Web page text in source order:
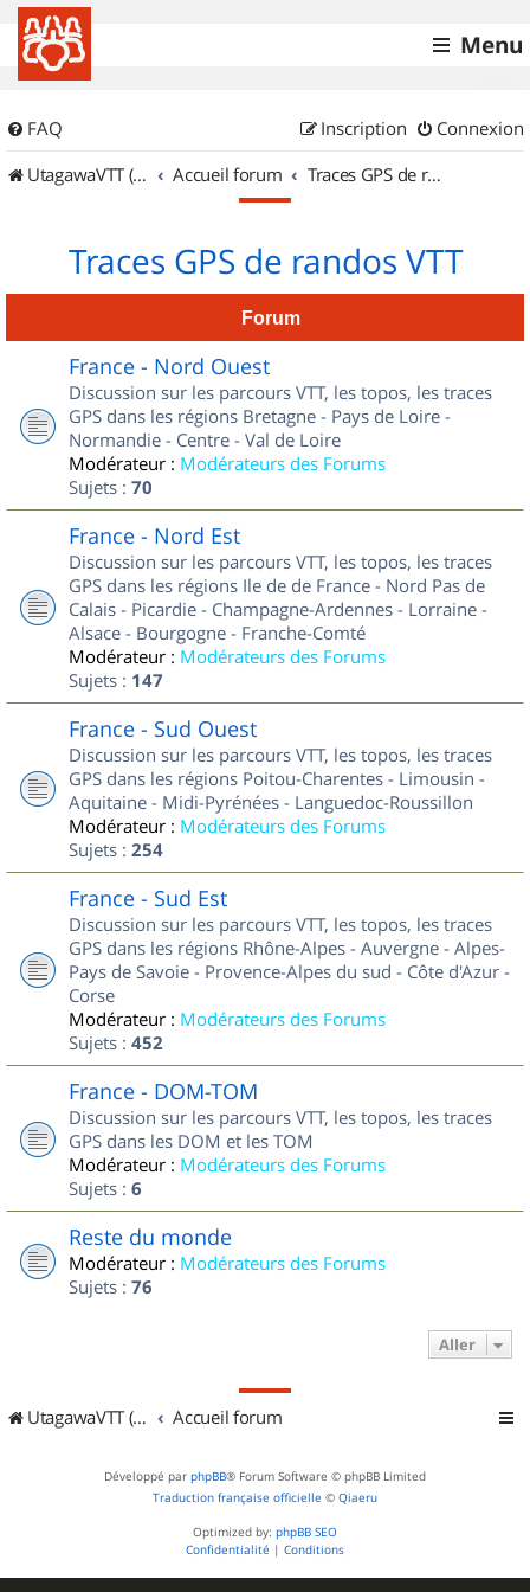
Menu
FAQ Connexion
Inscription
UtagawaVTT (Randos VTT et VTTAE avec traces GPS)
Accueil forum Traces GPS de randos VTT
Traces GPS de randos VTT
Forum
France - Nord Ouest
Discussion sur les parcours VTT, les topos, les traces
GPS dans les régions Bretagne - Pays de Loire -
Normandie - Centre - Val de Loire
Modérateur : Modérateurs des Forums
Sujets : 70
France - Nord Est
Discussion sur les parcours VTT, les topos, les traces
GPS dans les régions Ile de de France - Nord Pas de
Calais - Picardie - Champagne-Ardennes - Lorraine -
Alsace - Bourgogne - Franche-Comté
Modérateur : Modérateurs des Forums
Sujets : 147
France - Sud Ouest
Discussion sur les parcours VTT, les topos, les traces
GPS dans les régions Poitou-Charentes - Limousin -
Aquitaine - Midi-Pyrénées - Languedoc-Roussillon
Modérateur : Modérateurs des Forums
Sujets : 254
France - Sud Est
Discussion sur les parcours VTT, les topos, les traces
GPS dans les régions Rhône-Alpes - Auvergne - Alpes-
Pays de Savoie - Provence-Alpes du sud - Côte d'Azur -
Corse
Modérateur : Modérateurs des Forums
Sujets : 452
France - DOM-TOM
Discussion sur les parcours VTT, les topos, les traces
GPS dans les DOM et les TOM
Modérateur : Modérateurs des Forums
Sujets : 6
Reste du monde
Modérateur : Modérateurs des Forums
Sujets : 76
Aller
UtagawaVTT (Randos VTT et VTTAE avec traces GPS) Accueil forum
Développé par phpBB® Forum Software © phpBB Limited
Traduction française officielle © Qiaeru
Optimized by: phpBB SEO
Confidentialité | Conditions